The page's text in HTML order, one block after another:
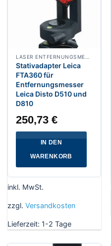
Stativadapter Leica
FTA360 für
Entfernungsmesser
Leica Disto D510 und
D810
250,73€
IN DEN
WARENKORB
inkl. MwSt.
zzgl. Versandkosten
Lieferzeit: 1-2 Tage